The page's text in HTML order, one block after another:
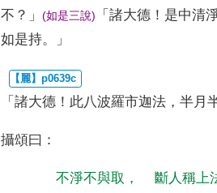
不 ？」(如是三說) 「諸大德 ！ 是中清
如是持。」
「諸大德 ！ 此八波羅市迦法 ，半月
攝頌曰 ：
不淨不與取 ，
斷人稱上